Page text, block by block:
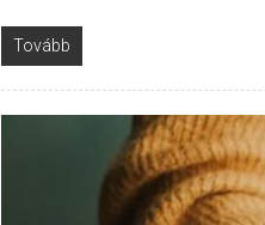
Tovább